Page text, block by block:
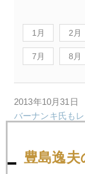
1月 2月
7月 8月
2013年10月31日
バーナンキ氏も
2013年10月30日
豊島逸